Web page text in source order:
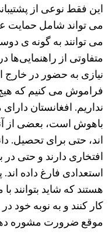
این فقط نوعی از
می تواند شامل حمایت
می ‌توانند به گونه ی
متفاوتی از
نیازی به حضور در خارج
فراموش می کنیم که
نداریم. افغانستان
باهوش است، بعضی از
اند، حتی برای تحصیل.
افتخاری دارند و حتی
استعدادی فارغ داده
هستند که شاید بتوانند
کار کنند و به نوبه خود
موقع ضرورت مشوره